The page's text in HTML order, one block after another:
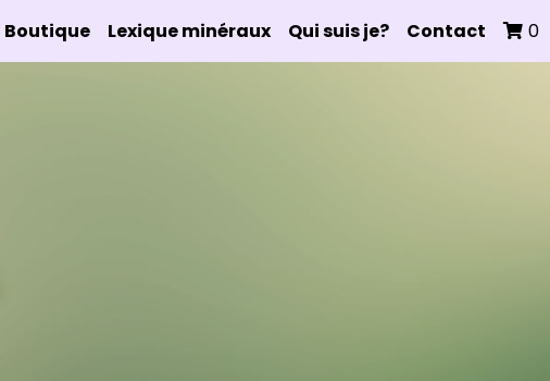
Boutique Lexique minéraux Qui suis je? Contact 0